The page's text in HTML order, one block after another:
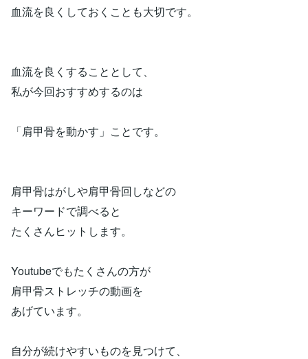
血流を良くしておくことも大切です。
血流を良くすることとして、
私が今回おすすめするのは
「肩甲骨を動かす」ことです。
肩甲骨はがしや肩甲骨回しなどの
キーワードで調べると
たくさんヒットします。
Youtubeでもたくさんの方が
肩甲骨ストレッチの動画を
あげています。
自分が続けやすいものを見つけて、